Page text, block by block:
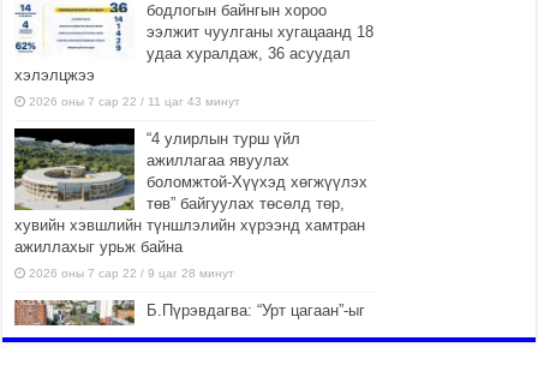
бодлогын байнгын хороо
ээлжит чуулганы хугацаанд 18
удаа хуралдаж, 36 асуудал
хэлэлцжээ
2026 оны 7 сар 22 / 11 цаг 43 минут
“4 улирлын турш үйл
ажиллагаа явуулах
боломжтой-Хүүхэд хөгжүүлэх
төв” байгуулах төсөлд төр,
хувийн хэвшлийн түншлэлийн хүрээнд хамтран
ажиллахыг урьж байна
2026 оны 7 сар 22 / 9 цаг 28 минут
Б.Пүрэвдагва: “Урт цагаан”-ыг